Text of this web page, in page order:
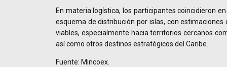
En materia logística, los participantes coincidieron
esquema de distribución por islas, con
viables, especialmente hacia territorios cercanos
así como otros destinos estratégicos del Caribe.
Fuente: Mincoex.